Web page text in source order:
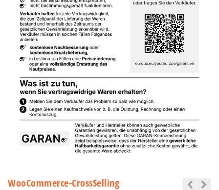
WooCommerce-CrossSelling